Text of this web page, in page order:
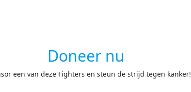
Doneer nu
een van deze Fighters en steun de strijd tegen kanker!